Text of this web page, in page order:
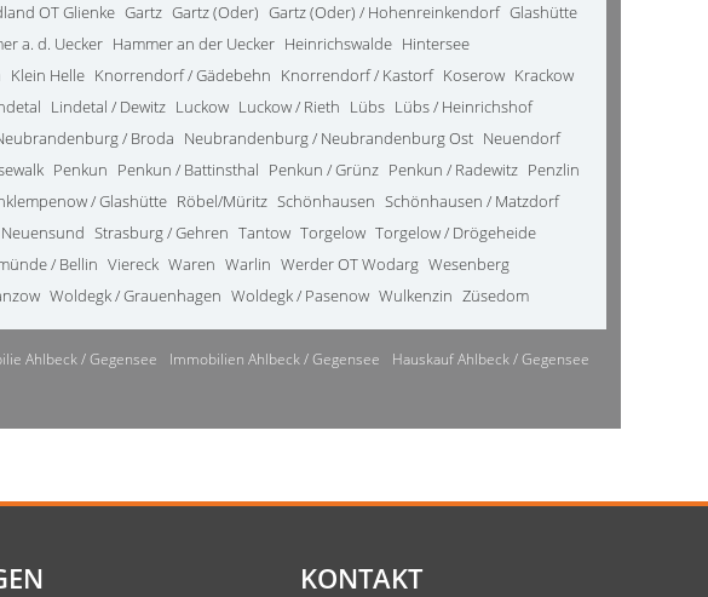
OT Glienke Gartz Gartz (Oder) Gartz (Oder) / Hohenreinkendorf Glashütte
a. d. Uecker Hammer an der Uecker Heinrichswalde Hintersee
Klein Helle Knorrendorf / Gädebehn Knorrendorf / Kastorf Koserow Krackow
Lindetal / Dewitz Luckow Luckow / Rieth Lübs Lübs / Heinrichshof
/ Broda Neubrandenburg / Neubrandenburg Ost Neuendorf
Penkun Penkun / Battinsthal Penkun / Grünz Penkun / Radewitz Penzlin
/ Glashütte Röbel/Müritz Schönhausen Schönhausen / Matzdorf
Strasburg / Gehren Tantow Torgelow Torgelow / Drögeheide
/ Bellin Viereck Waren Warlin Werder OT Wodarg Wesenberg
Woldegk / Grauenhagen Woldegk / Pasenow Wulkenzin Züsedom
Ahlbeck / Gegensee Immobilien Ahlbeck / Gegensee
Hauskauf Ahlbeck / Gegensee
KONTAKT